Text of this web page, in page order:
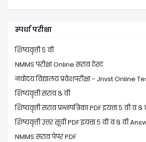
स्पर्धा परीक्षा
शिष्यवृत्ती ५ वी
NMMS परीक्षा Online सराव टेस्ट
नवोदय विद्यालय प्रवेशपरीक्षा - Jnvst Online
शिष्यवृत्ती सराव ८ वी
शिष्यवृत्ती सराव प्रश्नपत्रिका PDF इयत्ता ५ वी
शिष्यवृत्ती उत्तर सूची PDF इयत्ता ५ वी व ८ वी
NMMS सराव पेपर PDF